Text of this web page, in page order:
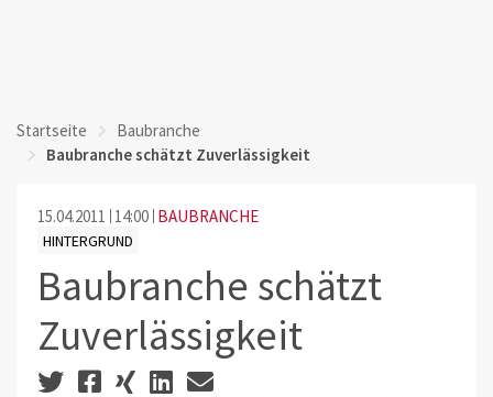
Startseite
Baubranche
Baubranche schätzt Zuverlässigkeit
15.04.2011 14:00 BAUBRANCHE
HINTERGRUND
Baubranche schätzt
Zuverlässigkeit